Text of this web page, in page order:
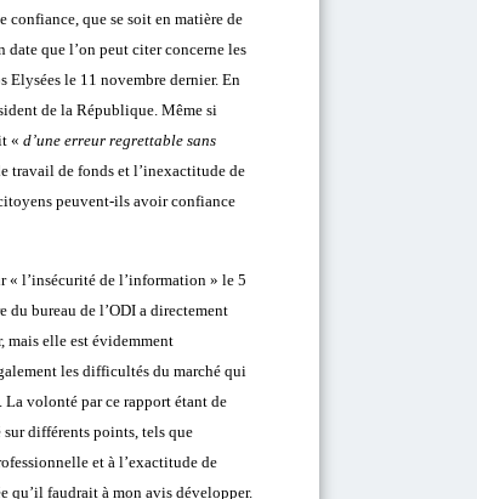
confiance, que se soit en matière de
date que l’on peut citer concerne les
Elysées le 11 novembre dernier. En
de la République. Même si
« d’une erreur regrettable sans
travail de fonds et l’inexactitude de
peuvent-ils avoir confiance
« l’insécurité de l’information » le 5
du bureau de l’ODI a directement
mais elle est évidemment
les difficultés du marché qui
La volonté par ce rapport étant de
sur différents points, tels que
et à l’exactitude de
qu’il faudrait à mon avis développer.